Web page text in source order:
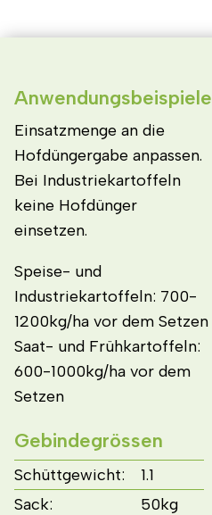
Anwendungsbeispiele
Einsatzmenge an die
Hofdüngergabe anpassen.
Bei Industriekartoffeln
keine Hofdünger
einsetzen.
Speise- und
Industriekartoffeln: 700-
1200kg/ha vor dem Setzen
Saat- und Frühkartoffeln:
600-1000kg/ha vor dem
Setzen
Gebindegrössen
Schüttgewicht:
1.1
Sack:
50kg